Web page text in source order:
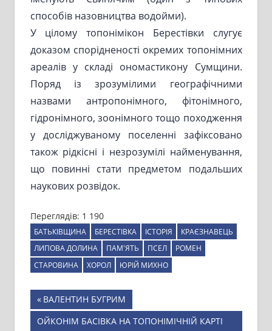
способів назовництва водойми).
У цілому топонімікон Берестівки слугує
доказом спорідненості окремих топонімних
ареалів у складі ономастикону Сумщини.
Поряд із зрозумілими географічними
назвами антропонімного, фітонімного,
гідронімного, зоонімного тощо походження
у досліджуваному поселенні зафіксовано
також рідкісні і незрозумілі найменування,
що повинні стати предметом подальших
наукових розвідок.
Переглядів: 1 190
БАТЬКІВЩИНА БЕРЕСТІВКА ІСТОРІЯ
КРАЄЗНАВЕЦЬ
ЛИПОВА ДОЛИНА
ПАМ'ЯТЬ ПСЕЛ
РОМЕН
СТАРОВИНА
ХОРОЛ ЮРІЙ МИХНО
Навігація
записів
Previous
Post:
ВАЛЕНТИН БУГРИМ
Next
ОЙКОНІМ БАСІВКА НА ТОПОНІМІЧНІЙ КАРТІ